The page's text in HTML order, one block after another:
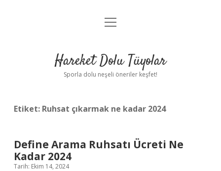
Anasayfa
Yasal Uyarı
menüyü
Hareket Dolu Tüyolar
Sporla dolu neşeli öneriler keşfet!
Etiket: Ruhsat çıkarmak ne kadar 2024
Define Arama Ruhsatı Ücreti Ne
Kadar 2024
Tarih: Ekim 14, 2024